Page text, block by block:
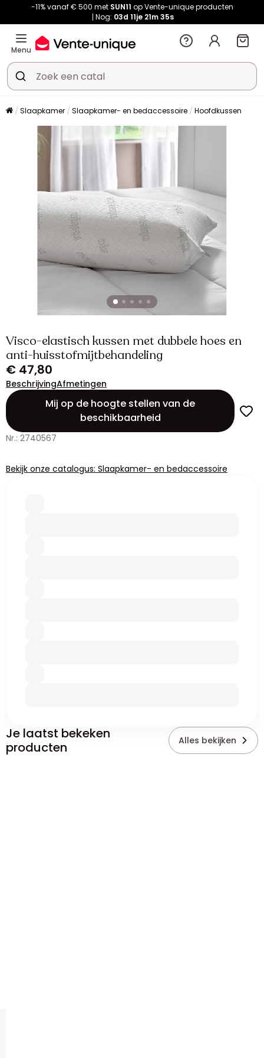
-11% vanaf € 500 met SUN11 op Vente-unique producten
Nog: 03d 11je 21m 34s
Menu
Slaapkamer Slaapkamer- en bedaccessoire Hoofdkussen
Visco-elastisch kussen met dubbele hoes en
anti-huisstofmijtbehandeling
€ 47,80
BeschrijvingAfmetingen
Mij op de hoogte stellen van de
beschikbaarheid
Nr.: 2740567
Bekijk onze catalogus: Slaapkamer- en bedaccessoire
Je laatst bekeken
producten
Alles bekijken